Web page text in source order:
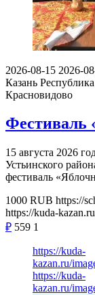
2026-08-15 2026-
Казань
Красновидово
Фестиваль
15 августа 2026
Устьинского
фестиваль
1000 RUB https://
https://kuda-
₽ 559 1
https://kuda-
kazan.ru/
https://kuda-
kazan.ru/